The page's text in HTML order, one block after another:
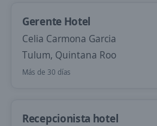
Gerente Hotel
Celia Carmona Garcia
Tulum, Quintana Roo
Más de 30 días
Recepcionista hotel